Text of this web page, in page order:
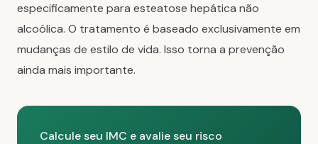
especificamente para esteatose hepática não
alcoólica. O tratamento é baseado exclusivamente em
mudanças de estilo de vida. Isso torna a prevenção
ainda mais importante.
Calcule seu IMC e avalie seu risco